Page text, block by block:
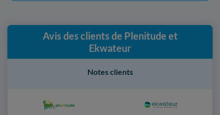
Avis des clients de Plenitude et
Ekwateur
Notes clients